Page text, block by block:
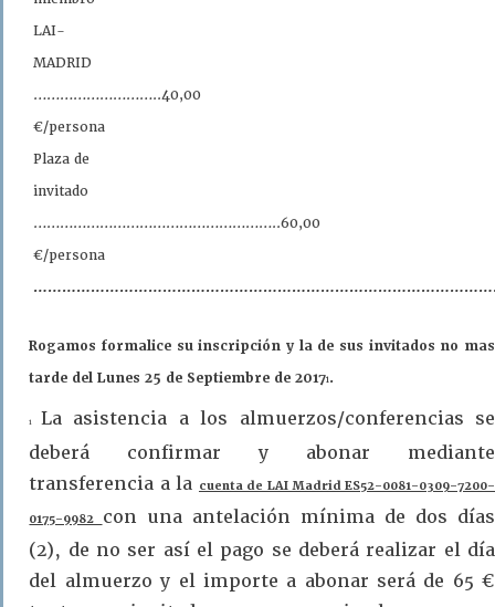
LAI-
MADRID
………………………..40,00
€/persona
Plaza de
invitado
………………………………………………..60,00
€/persona
Rogamos formalice su inscripción y la de sus invitados no mas
tarde del Lunes 25 de Septiembre de 20171.
1 La asistencia a los almuerzos/conferencias se
deberá confirmar y abonar mediante
transferencia a la cuenta de LAI Madrid ES52-0081-0309-7200-
0175-9982 con una antelación mínima de dos días
(2), de no ser así el pago se deberá realizar el día
del almuerzo y el importe a abonar será de 65 €